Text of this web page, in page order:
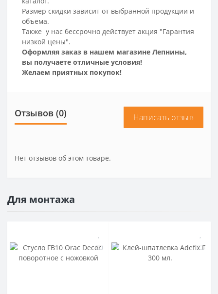
Размер скидки зависит от выбранной продукции и
объема.
Также у нас бессрочно действует акция "Гарантия
низкой цены".
Оформляя заказ в нашем магазине Лепнины,
вы получаете отличные условия!
Желаем приятных покупок!
Отзывов (0) Написать отзыв
Нет отзывов об этом товаре.
Для монтажа